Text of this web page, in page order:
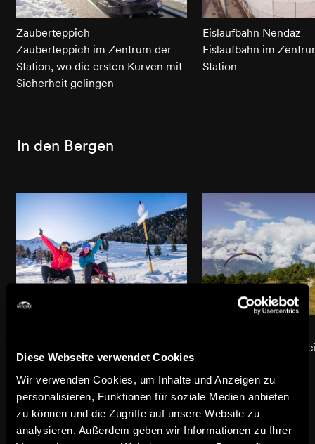
Diese Webseite verwendet Cookies
Wir verwenden Cookies, um Inhalte und Anzeigen zu
personalisieren, Funktionen für soziale Medien anbieten
zu können und die Zugriffe auf unsere Website zu
analysieren. Außerdem geben wir Informationen zu Ihrer
Zauberteppich
Zauberteppich im Zentrum der
Station, wo die ersten Kurven mit
Sicherheit gelingen
Eislaufbahn Nendaz
Eislaufbahn im
Station
In den Bergen
Schlittelpiste von Tortin
Gefühl von Freiheit
In der Region